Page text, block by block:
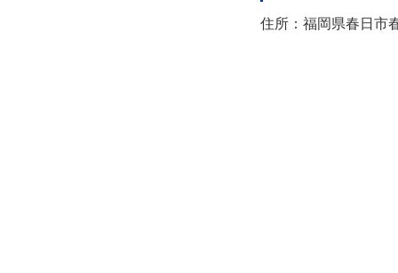
住所：福岡県春日市